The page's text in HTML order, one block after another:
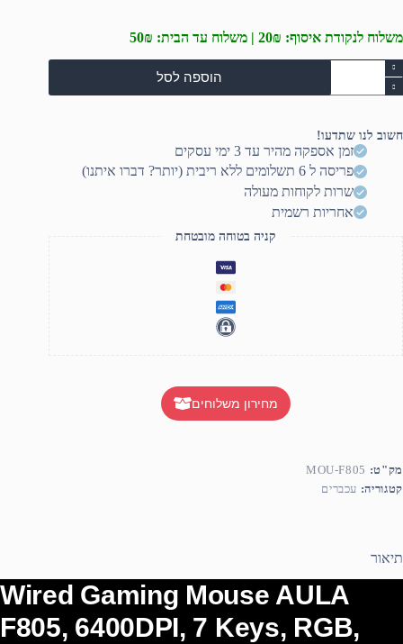
משלוח לנקודת איסוף: 20₪ | משלוח עד הבית: 50₪
כמות
של
עכבר
F805
הוספה לסל
חשוב לנו שתדעו!
זמן אספקה מהיר עד 3 ימי עסקים
פריסה ל 6 תשלומים ללא ריבית (יותר? דברו איתנו)
שרות לקוחות מעולה
אחריות רשמית
קניה בטוחה מובטחת
מחירון משלוחים
מק"ט: MOU-F805
קטגוריה: עכברים
תיאור
Wired Gaming Mouse AULA
F805, 6400DPI, 7 Keys, RGB,